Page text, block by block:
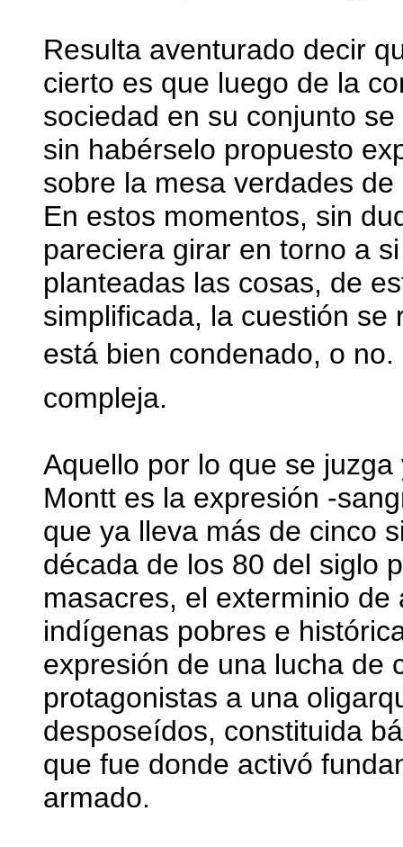
Resulta aventurado decir
cierto es que luego de la
sociedad en su conjunto
sin habérselo propuesto
sobre la mesa verdades
En estos momentos, sin
pareciera girar en torno a
planteadas las cosas, de
simplificada, la cuestión
está bien condenado, o
compleja.
Aquello por lo que se
Montt es la expresión -
que ya lleva más de cinco
década de los 80 del siglo
masacres, el exterminio
indígenas pobres e
expresión de una lucha de
protagonistas a una
desposeídos, constituida
que fue donde activó
armado.